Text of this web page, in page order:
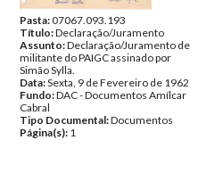
Pasta:07067.093.193
Título:Declaração/Juramento
Assunto:Declaração/Juramento de
militante do PAIGC assinado por
Simão Sylla.
Data:Sexta, 9 de Fevereiro de 1962
Fundo:DAC - Documentos Amílcar
Cabral
Tipo Documental:Documentos
Página(s): 1